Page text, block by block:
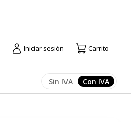
Iniciar sesión Carrito
Afficher les prix
Sin IVA Afficher
Con IVA